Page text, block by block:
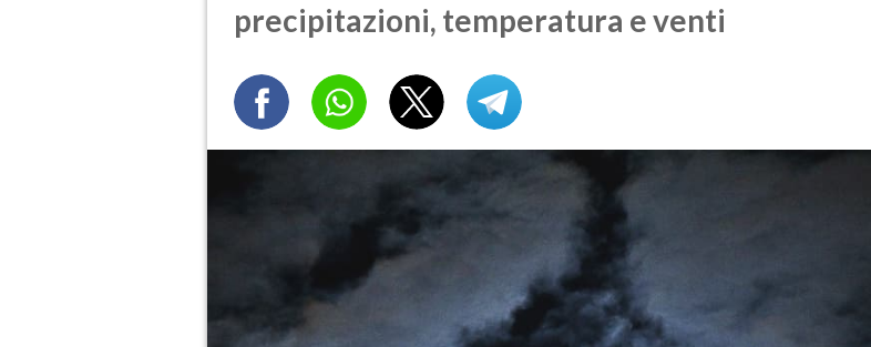
precipitazioni, temperatura e venti